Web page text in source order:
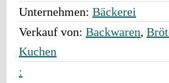
Unternehmen: Bäckerei
Verkauf von: Backwaren,
Kuchen
: